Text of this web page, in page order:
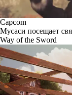
Capcom
Мусаси посещает
Way of the Sword